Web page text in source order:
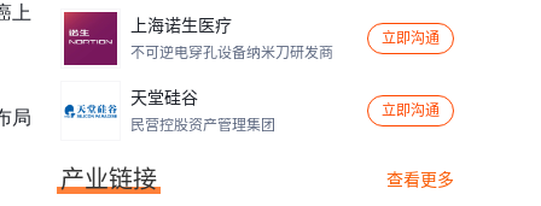
上
局
上海诺生医疗
不可逆电穿孔设备纳米刀研发商
立即沟通
天堂硅谷
民营控股资产管理集团
立即沟通
产业链接 查看更多